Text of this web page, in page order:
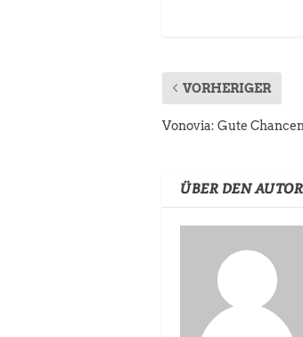
VORHERIGER
Vonovia: Gute
ÜBER DEN AUTOR